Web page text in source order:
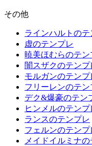
その他
ラインハルトのテ
虚のテンプレ
暁美ほむらのテン
闇スザクのテンプ
モルガンのテンプ
フリーレンのテン
デク&爆豪のテン
ヒンメルのテンプ
ランスのテンプレ
フェルンのテンプ
メイドイルミナの